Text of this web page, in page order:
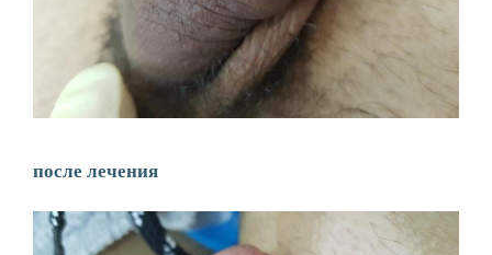
после лечения